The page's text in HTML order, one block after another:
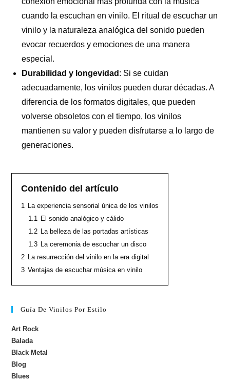
cuando la escuchan en vinilo. El ritual de escuchar un
vinilo y la naturaleza analógica del sonido pueden
evocar recuerdos y emociones de una manera
especial.
Durabilidad y longevidad : Si se cuidan
adecuadamente, los vinilos pueden durar décadas. A
diferencia de los formatos digitales, que pueden
volverse obsoletos con el tiempo, los vinilos
mantienen su valor y pueden disfrutarse a lo largo de
generaciones.
Contenido del artículo
1 La experiencia sensorial única de los vinilos
1.1 El sonido analógico y cálido
1.2 La belleza de las portadas artísticas
1.3 La ceremonia de escuchar un disco
2 La resurrección del vinilo en la era digital
3 Ventajas de escuchar música en vinilo
Guía De Vinilos Por Estilo
Art Rock
Balada
Black Metal
Blog
Blues